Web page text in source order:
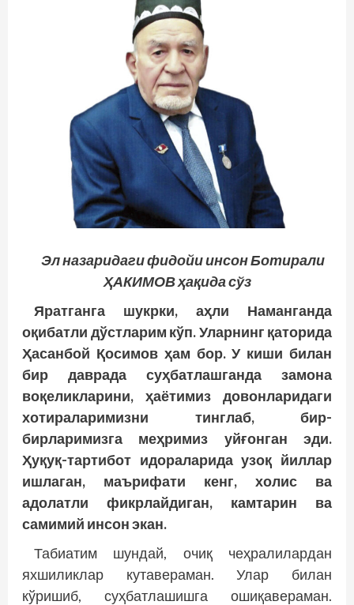
Эл назаридаги фидойи инсон Ботирали
ҲАКИМОВ ҳақида сўз
Яратганга шукрки, аҳли Наманганда
оқибатли дўстларим кўп. Уларнинг қаторида
Ҳасанбой Қосимов ҳам бор. У киши билан
бир даврада суҳбатлашганда замона
воқеликларини, ҳаётимиз довонларидаги
хотираларимизни тинглаб, бир-
бирларимизга меҳримиз уйғонган эди.
Ҳуқуқ-тартибот идораларида узоқ йиллар
ишлаган, маърифати кенг, холис ва
адолатли фикрлайдиган, камтарин ва
самимий инсон экан.
Табиатим шундай, очиқ чеҳралилардан
яхшиликлар кутавераман. Улар билан
кўришиб, суҳбатлашишга ошиқавераман.